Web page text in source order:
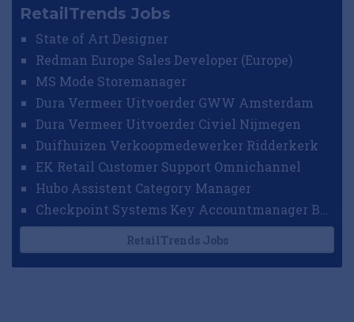
RetailTrends Jobs
State of Art Designer
Redman Europe Sales Developer (Europe)
MS Mode Storemanager
Dura Vermeer Uitvoerder GWW Amsterdam
Dura Vermeer Uitvoerder Civiel Nijmegen
Duifhuizen Verkoopmedewerker Ridderkerk
EK Retail Customer Support Omnichannel
Hubo Assistent Category Manager
RetailTrends Jobs